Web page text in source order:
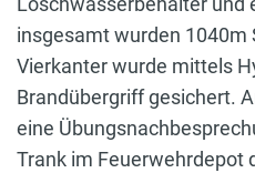
insgesamt wurden 1040m
Vierkanter wurde mittels
Brandübergriff gesichert.
eine
Trank im Feuerwehrdepot